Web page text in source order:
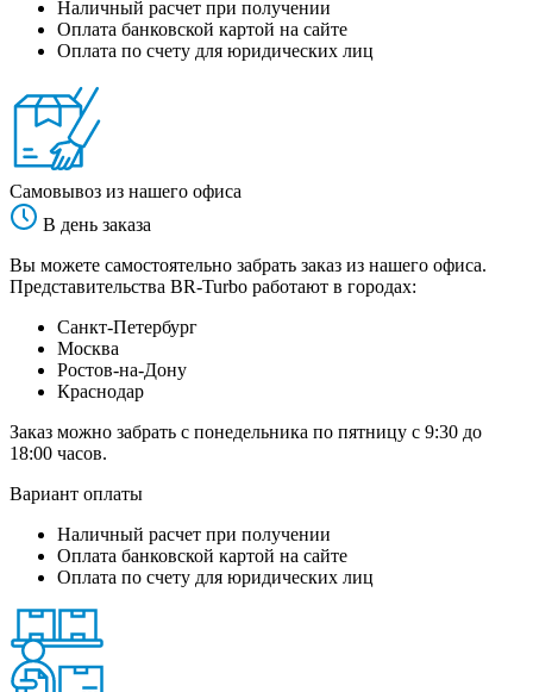
Наличный расчет при получении
Оплата банковской картой на сайте
Оплата по счету для юридических лиц
Самовывоз из нашего офиса
В день заказа
Вы можете самостоятельно забрать заказ из нашего офиса.
Представительства BR-Turbo работают в городах:
Санкт-Петербург
Москва
Ростов-на-Дону
Краснодар
Заказ можно забрать с понедельника по пятницу с 9:30 до
18:00 часов.
Вариант оплаты
Наличный расчет при получении
Оплата банковской картой на сайте
Оплата по счету для юридических лиц